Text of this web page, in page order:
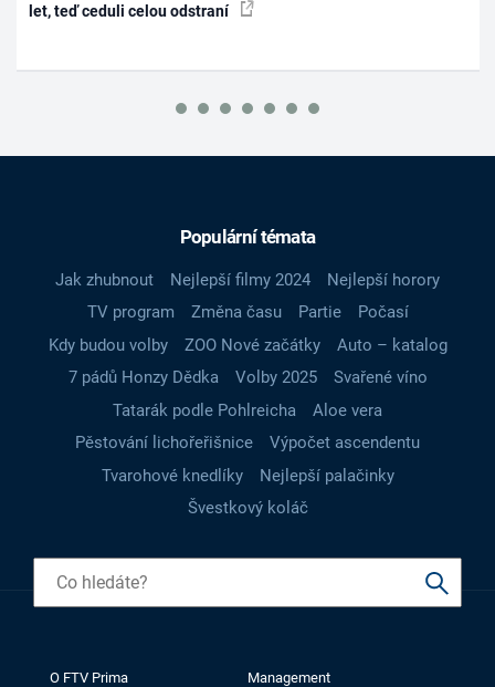
let, teď ceduli celou odstraní
Populární témata
Jak zhubnout Nejlepší filmy 2024
Nejlepší horory
TV program
Změna času Partie
Počasí
Kdy budou volby
ZOO Nové začátky
Auto – katalog
7 pádů Honzy Dědka
Volby 2025
Svařené víno
Tatarák podle Pohlreicha
Aloe vera
Pěstování lichořeřišnice
Výpočet ascendentu
Tvarohové knedlíky
Nejlepší palačinky
Švestkový koláč
O FTV Prima Management